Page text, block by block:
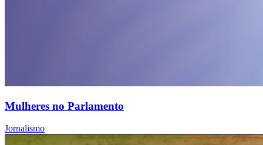
Mulheres no Parlamento
Jornalismo